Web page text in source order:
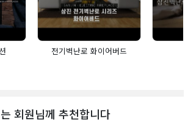
전기벽난로 화이어버드
회원님께 추천합니다